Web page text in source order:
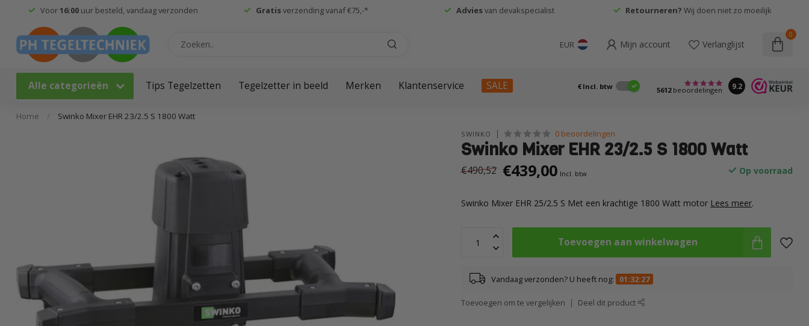
Voor16:00uur besteld, vandaag verzonden Gratisverzending vanaf €75,-* Adviesvan devakspecialist Retourneren? Wij doen niet zo moeilijk
EUR Mijn account Verlanglijst
0
Alle categorieën Tips Tegelzetten Tegelzetter in beeld Merken Klantenservice SALE € Incl. btw 5612beoordelingen 9.2
Home / Swinko Mixer EHR 23/2.5 S 1800 Watt
SWINKO 0 beoordelingen
Swinko Mixer EHR 23/2.5 S 1800 Watt
€490,52 €439,00 Incl. btw Op voorraad
Swinko Mixer EHR 25/2.5 S Met een krachtige 1800 Watt motor Lees meer.
Toevoegen aan winkelwagen
Vandaag verzonden? U heeft nog: 01:32:26
Toevoegen om te vergelijken Deel dit product